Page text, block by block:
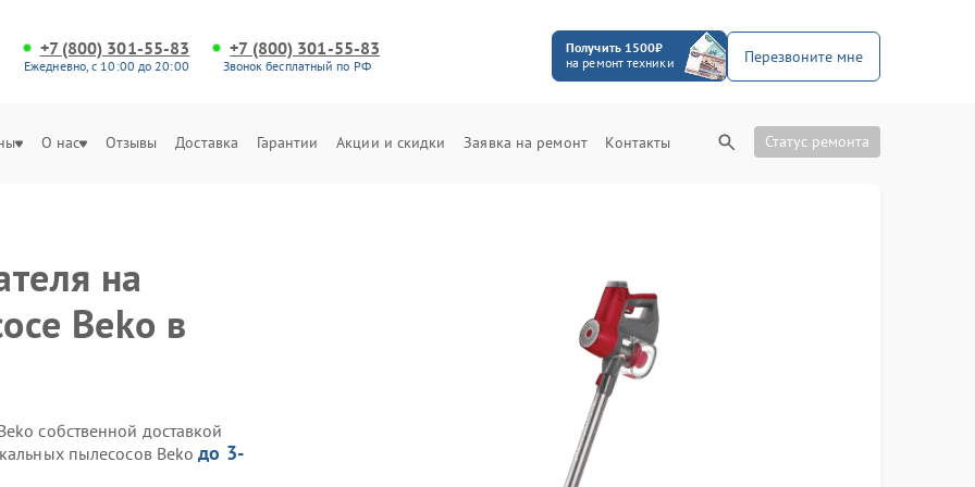
+7 (800) 301-55-83
Ежедневно, с 10:00 до 20:00
+7 (800) 301-55-83
Звонок бесплатный по РФ
Получить 1500₽
на ремонт техники
Перезвоните мне
О нас Отзывы Доставка Гарантии Акции и скидки Заявка на ремонт Контакты Статус ремонта
на
Beko в
собственной доставкой
пылесосов Bekoдо 3-